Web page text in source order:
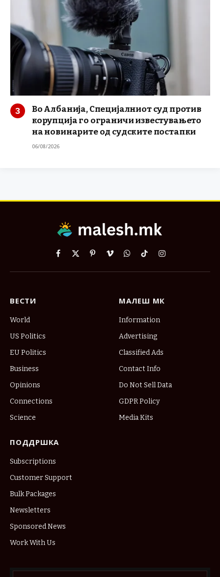
Во Албанија, Специјалниот суд против
корупција го ограничи известувањето
на новинарите од судските постапки
06/08/2026
Facebook
X
PinterestVimeoWhatsApp
TikTokInstagram
ВЕСТИ
World
US Politics
EU Politics
Business
Opinions
Connections
Science
МАЛЕШ МК
Information
Advertising
Classified Ads
Contact Info
Do Not Sell Data
GDPR Policy
Media Kits
ПОДДРШКА
Subscriptions
Customer Support
Bulk Packages
Newsletters
Sponsored News
Work With Us